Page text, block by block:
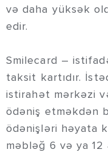
və daha yüksək
edir.
Smilecard –
taksit kartıdır.
istirahət mərkəzi
ödəniş etməkdən
ödənişləri həyata
məbləğ 6 və ya